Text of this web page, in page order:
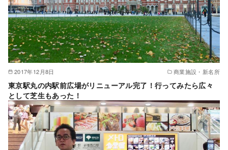
2017年12月8日 商業施設・新名所
東京駅丸の内駅前広場がリニューアル完了！行ってみたら広々
として芝生もあった！